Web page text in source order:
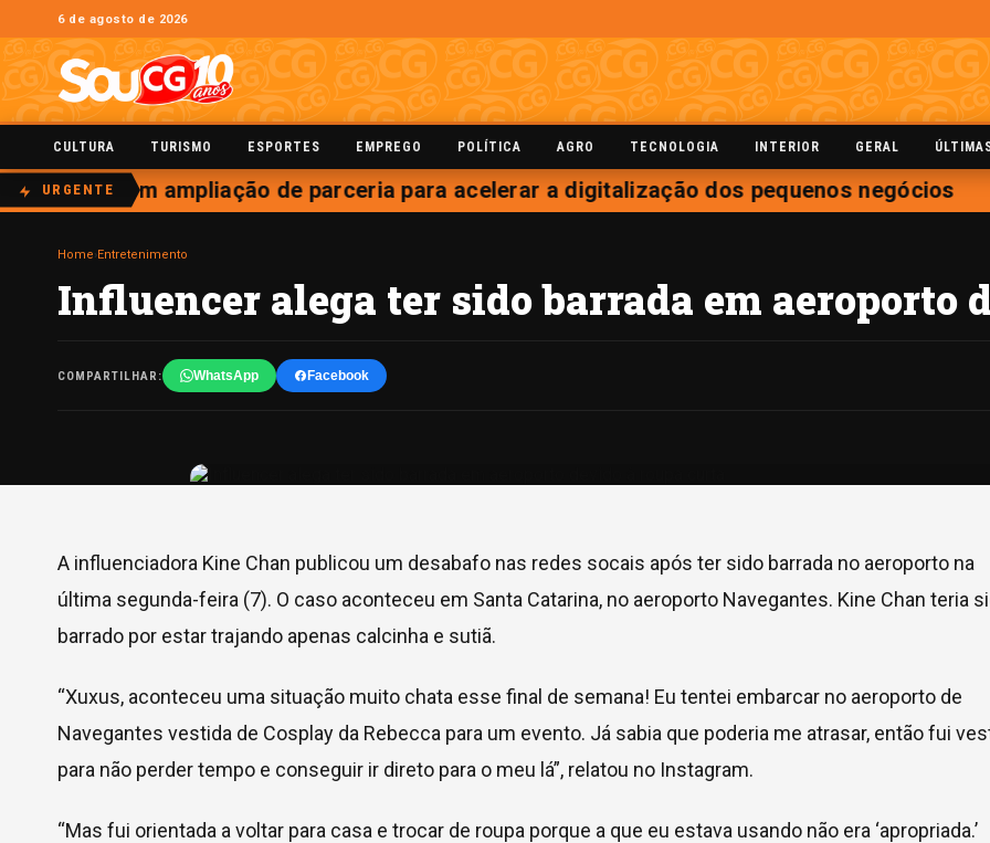
6 de agosto de 2026
CULTURA TURISMO ESPORTES EMPREGO POLÍTICA AGRO TECNOLOGIA INTERIOR GERAL
URGENTE
discutem ampliação de parceria para acelerar a digitalização dos pequenos negócios
Home Entretenimento
Influencer alega ter sido barrada em aeroporto
COMPARTILHAR: WhatsApp Facebook
A influenciadora Kine Chan publicou um desabafo nas redes socais após ter sido barrada no aeroporto na
última segunda-feira (7). O caso aconteceu em Santa Catarina, no aeroporto Navegantes. Kine Chan teria
barrado por estar trajando apenas calcinha e sutiã.
“Xuxus, aconteceu uma situação muito chata esse final de semana! Eu tentei embarcar no aeroporto de
Navegantes vestida de Cosplay da Rebecca para um evento. Já sabia que poderia me atrasar, então fui
para não perder tempo e conseguir ir direto para o meu lá”, relatou no Instagram.
“Mas fui orientada a voltar para casa e trocar de roupa porque a que eu estava usando não era ‘apropriada.’